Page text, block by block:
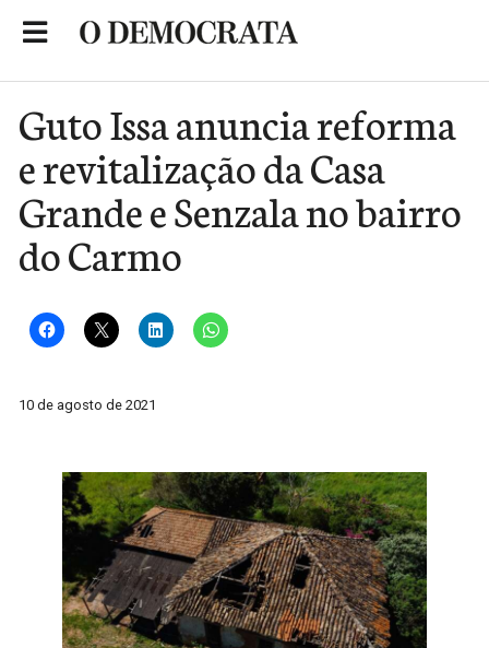
Guto Issa anuncia reforma
e revitalização da Casa
Grande e Senzala no bairro
do Carmo
10 de agosto de 2021